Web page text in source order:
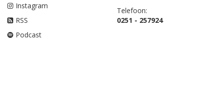
Instagram
RSS
Podcast
Telefoon:
0251 - 257924